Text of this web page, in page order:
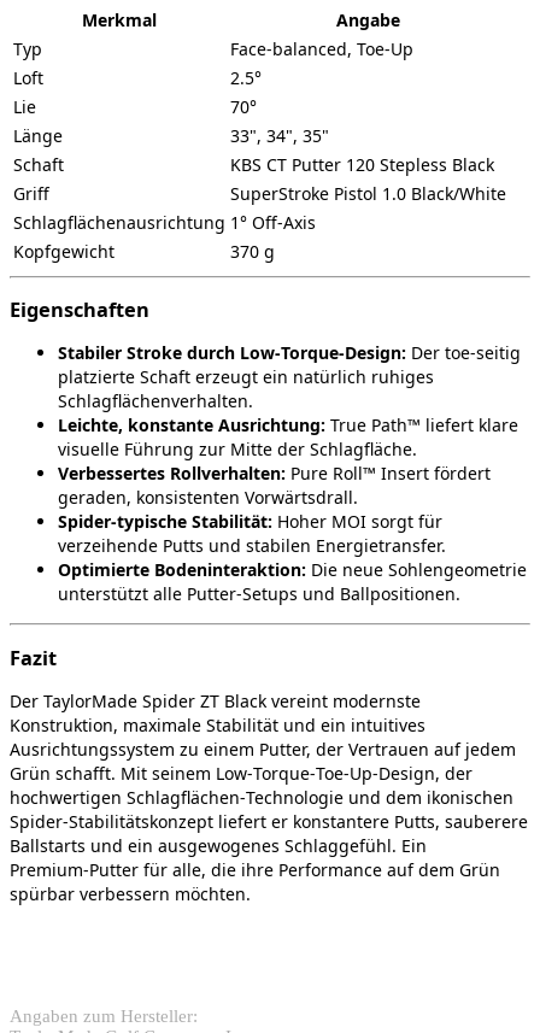
Merkmal
Angabe
Typ
Face‑balanced, Toe‑Up
Loft
2.5°
Lie
70°
Länge
33", 34", 35"
Schaft
KBS CT Putter 120 Stepless Black
Griff
SuperStroke Pistol 1.0 Black/White
Schlagflächenausrichtung 1° Off‑Axis
Kopfgewicht
370 g
Eigenschaften
Stabiler Stroke durch Low‑Torque‑Design: Der toe‑seitig
platzierte Schaft erzeugt ein natürlich ruhiges
Schlagflächenverhalten.
Leichte, konstante Ausrichtung: True Path™ liefert klare
visuelle Führung zur Mitte der Schlagfläche.
Verbessertes Rollverhalten: Pure Roll™ Insert fördert
geraden, konsistenten Vorwärtsdrall.
Spider‑typische Stabilität: Hoher MOI sorgt für
verzeihende Putts und stabilen Energietransfer.
Optimierte Bodeninteraktion: Die neue Sohlengeometrie
unterstützt alle Putter‑Setups und Ballpositionen.
Fazit
Der TaylorMade Spider ZT Black vereint modernste
Konstruktion, maximale Stabilität und ein intuitives
Ausrichtungssystem zu einem Putter, der Vertrauen auf jedem
Grün schafft. Mit seinem Low‑Torque‑Toe‑Up‑Design, der
hochwertigen Schlagflächen‑Technologie und dem ikonischen
Spider‑Stabilitätskonzept liefert er konstantere Putts, sauberere
Ballstarts und ein ausgewogenes Schlaggefühl. Ein
Premium‑Putter für alle, die ihre Performance auf dem Grün
spürbar verbessern möchten.
Angaben zum Hersteller: